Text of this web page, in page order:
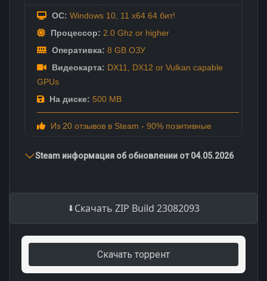
ОС: Windows 10, 11 x64 64 бит!
Процессор: 2.0 Ghz or higher
Оперативка: 8 GB ОЗУ
Видеокарта: DX11, DX12 or Vulkan capable
GPUs
На диске: 500 MB
Из 20 отзывов в Steam - 90% позитивные
Steam информация об обновлении от 04.05.2026
Скачать ZIP Build 23082093
Скачать торрент